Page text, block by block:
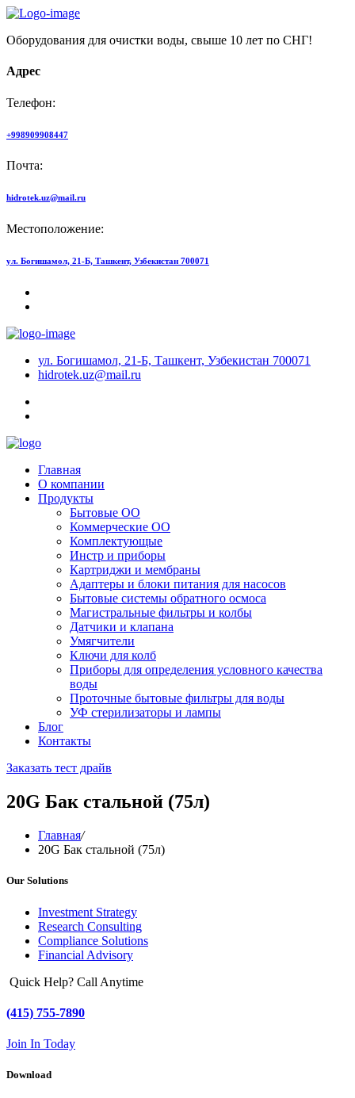
Оборудования для очистки воды, свыше 10 лет по СНГ!
Адрес
Телефон:
+998909908447
Почта:
hidrotek.uz@mail.ru
Местоположение:
ул. Богишамол, 21-Б, Ташкент, Узбекистан 700071
ул. Богишамол, 21-Б, Ташкент, Узбекистан 700071
hidrotek.uz@mail.ru
Главная
О компании
Продукты
Бытовые ОО
Коммерческие ОО
Комплектующые
Инстр и приборы
Картриджи и мембраны
Адаптеры и блоки питания для насосов
Бытовые системы обратного осмоса
Магистральные фильтры и колбы
Датчики и клапана
Умягчители
Ключи для колб
Приборы для определения условного качества
воды
Проточные бытовые фильтры для воды
УФ стерилизаторы и лампы
Блог
Контакты
Заказать тест драйв
20G Бак стальной (75л)
Главная/
20G Бак стальной (75л)
Our Solutions
Investment Strategy
Research Consulting
Compliance Solutions
Financial Advisory
Quick Help? Call Anytime
(415) 755-7890
Join In Today
Download